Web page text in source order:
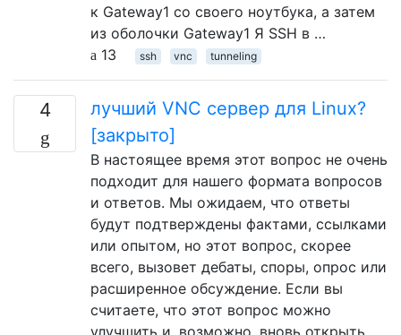
к Gateway1 со своего ноутбука, а затем
из оболочки Gateway1 Я SSH в …
13
ssh vnc tunneling
4
лучший VNC сервер для Linux?
[закрыто]
В настоящее время этот вопрос не очень
подходит для нашего формата вопросов
и ответов. Мы ожидаем, что ответы
будут подтверждены фактами, ссылками
или опытом, но этот вопрос, скорее
всего, вызовет дебаты, споры, опрос или
расширенное обсуждение. Если вы
считаете, что этот вопрос можно
улучшить и, возможно, вновь открыть,